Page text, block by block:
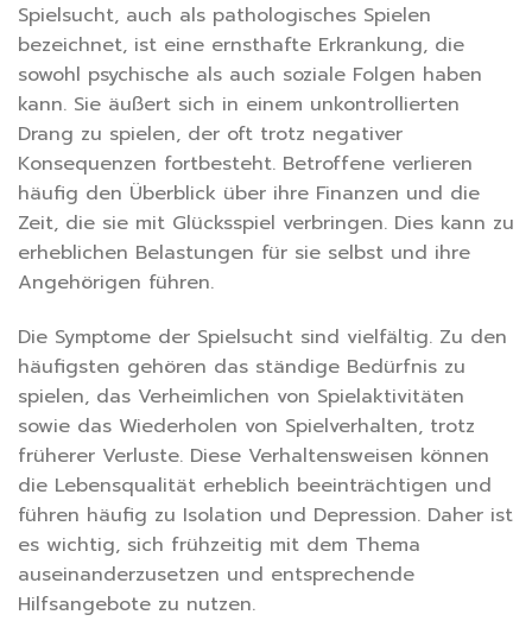
Spielsucht, auch als pathologisches Spielen
bezeichnet, ist eine ernsthafte Erkrankung, die
sowohl psychische als auch soziale Folgen haben
kann. Sie äußert sich in einem unkontrollierten
Drang zu spielen, der oft trotz negativer
Konsequenzen fortbesteht. Betroffene verlieren
häufig den Überblick über ihre Finanzen und die
Zeit, die sie mit Glücksspiel verbringen. Dies kann zu
erheblichen Belastungen für sie selbst und ihre
Angehörigen führen.
Die Symptome der Spielsucht sind vielfältig. Zu den
häufigsten gehören das ständige Bedürfnis zu
spielen, das Verheimlichen von Spielaktivitäten
sowie das Wiederholen von Spielverhalten, trotz
früherer Verluste. Diese Verhaltensweisen können
die Lebensqualität erheblich beeinträchtigen und
führen häufig zu Isolation und Depression. Daher ist
es wichtig, sich frühzeitig mit dem Thema
auseinanderzusetzen und entsprechende
Hilfsangebote zu nutzen.